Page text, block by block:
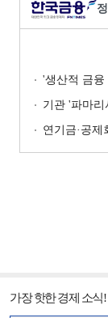
'생산적 금융
기관 '파마리서치'·외인 '
연기금·공제
가장 핫한 경제 소식